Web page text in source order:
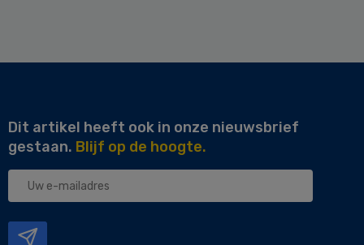
Dit artikel heeft ook in onze nieuwsbrief
gestaan. Blijf op de hoogte.
Uw